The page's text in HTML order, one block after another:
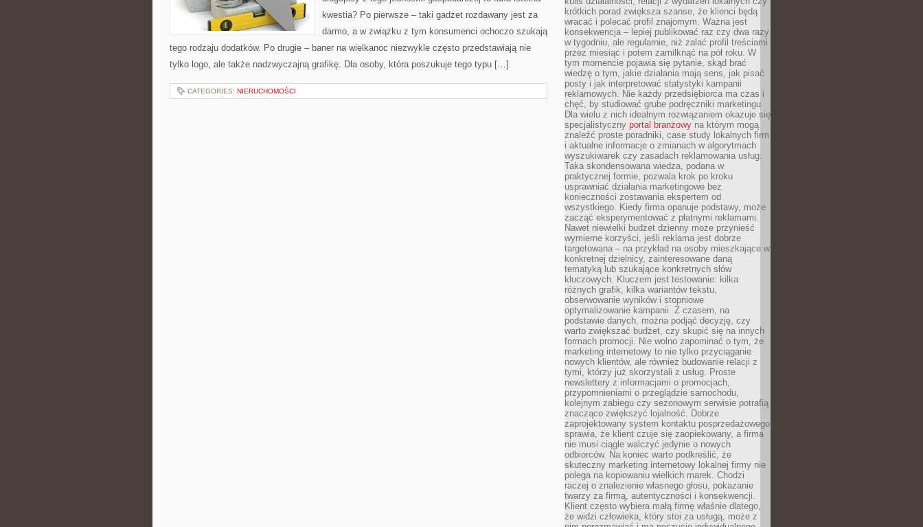
kwestia? Po pierwsze – taki gadżet rozdawany jest za
darmo, a w związku z tym konsumenci ochoczo szukają
tego rodzaju dodatków. Po drugie – baner na wielkanoc niezwykle często przedstawiają nie
tylko logo, ale także nadzwyczajną grafikę. Dla osoby, która poszukuje tego typu […]
CATEGORIES: NIERUCHOMOŚCI
krótkich porad zwiększa szanse, że klienci będą
wracać i polecać profil znajomym. Ważna jest
konsekwencja – lepiej publikować raz czy dwa razy
w tygodniu, ale regularnie, niż zalać profil treściami
przez miesiąc i potem zamilknąć na pół roku. W
tym momencie pojawia się pytanie, skąd brać
wiedzę o tym, jakie działania mają sens, jak pisać
posty i jak interpretować statystyki kampanii
reklamowych. Nie każdy przedsiębiorca ma czas i
chęć, by studiować grube podręczniki marketingu.
Dla wielu z nich idealnym rozwiązaniem okazuje się
specjalistyczny portal branżowy na którym mogą
znaleźć proste poradniki, case study lokalnych firm
i aktualne informacje o zmianach w algorytmach
wyszukiwarek czy zasadach reklamowania usług.
Taka skondensowana wiedza, podana w
praktycznej formie, pozwala krok po kroku
usprawniać działania marketingowe bez
konieczności zostawania ekspertem od
wszystkiego. Kiedy firma opanuje podstawy, może
zacząć eksperymentować z płatnymi reklamami.
Nawet niewielki budżet dzienny może przynieść
wymierne korzyści, jeśli reklama jest dobrze
targetowana – na przykład na osoby mieszkające w
konkretnej dzielnicy, zainteresowane daną
tematyką lub szukające konkretnych słów
kluczowych. Kluczem jest testowanie: kilka
różnych grafik, kilka wariantów tekstu,
obserwowanie wyników i stopniowe
optymalizowanie kampanii. Z czasem, na
podstawie danych, można podjąć decyzję, czy
warto zwiększać budżet, czy skupić się na innych
formach promocji. Nie wolno zapominać o tym, że
marketing internetowy to nie tylko przyciąganie
nowych klientów, ale również budowanie relacji z
tymi, którzy już skorzystali z usług. Proste
newslettery z informacjami o promocjach,
przypomnieniami o przeglądzie samochodu,
kolejnym zabiegu czy sezonowym serwisie potrafią
znacząco zwiększyć lojalność. Dobrze
zaprojektowany system kontaktu posprzedażowego
sprawia, że klient czuje się zaopiekowany, a firma
nie musi ciągle walczyć jedynie o nowych
odbiorców. Na koniec warto podkreślić, że
skuteczny marketing internetowy lokalnej firmy nie
polega na kopiowaniu wielkich marek. Chodzi
raczej o znalezienie własnego głosu, pokazanie
twarzy za firmą, autentyczności i konsekwencji.
Klient często wybiera małą firmę właśnie dlatego,
że widzi człowieka, który stoi za usługą, może z